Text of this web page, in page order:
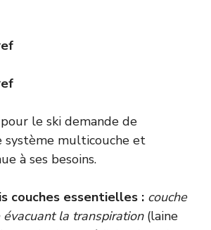
pour le ski demande de
système multicouche et
à ses besoins.
couches essentielles : couche
évacuant la transpiration(laine